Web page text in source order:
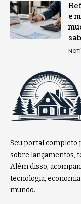
e
Seu portal completo
sobre lançamentos,
Além disso,
tecnologia,
mundo.